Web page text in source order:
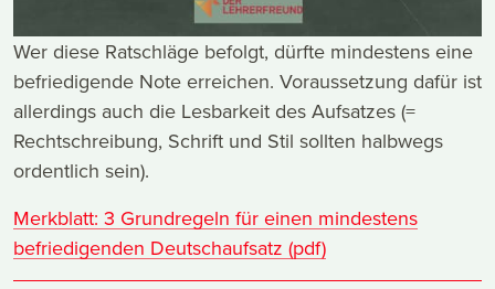
Wer diese Ratschläge befolgt, dürfte mindestens eine
befriedigende Note erreichen. Voraussetzung dafür ist
allerdings auch die Lesbarkeit des Aufsatzes (=
Rechtschreibung, Schrift und Stil sollten halbwegs
ordentlich sein).
Merkblatt: 3 Grundregeln für einen mindestens
befriedigenden Deutschaufsatz (pdf)